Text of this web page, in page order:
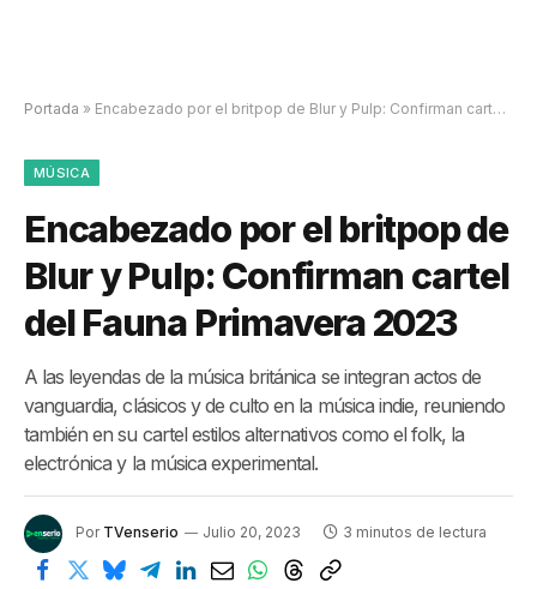
Portada » Encabezado por el britpop de Blur y Pulp: Confirman cartel del Fauna Primavera 2023
MÚSICA
Encabezado por el britpop de
Blur y Pulp: Confirman cartel
del Fauna Primavera 2023
A las leyendas de la música británica se integran actos de
vanguardia, clásicos y de culto en la música indie, reuniendo
también en su cartel estilos alternativos como el folk, la
electrónica y la música experimental.
Por TVenserio Julio 20, 2023 3 minutos de lectura